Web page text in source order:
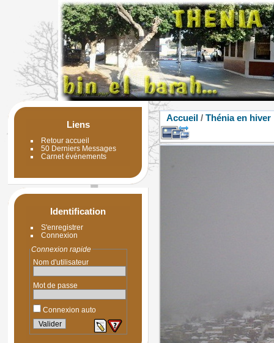
Liens
Retour accueil
50 Derniers Messages
Carnet événements
Identification
S'enregistrer
Connexion
Connexion rapide
Nom d'utilisateur
Mot de passe
Connexion auto
Accueil / Thénia en hiver